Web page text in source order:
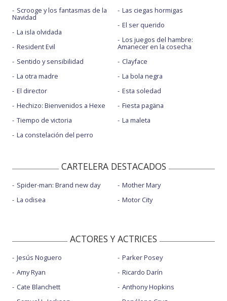
Scrooge y los fantasmas de la
Navidad
La isla olvidada
Resident Evil
Sentido y sensibilidad
La otra madre
El director
Hechizo: Bienvenidos a Hexe
Tiempo de victoria
La constelación del perro
Las ciegas hormigas
El ser querido
Los juegos del hambre:
Amanecer en la cosecha
Clayface
La bola negra
Esta soledad
Fiesta pagäna
La maleta
CARTELERA DESTACADOS
Spider-man: Brand new day
La odisea
Mother Mary
Motor City
ACTORES Y ACTRICES
Jesús Noguero
Amy Ryan
Cate Blanchett
Parker Posey
Ricardo Darín
Anthony Hopkins